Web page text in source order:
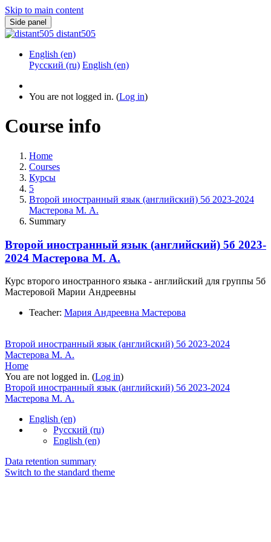
Skip to main content
Side panel
distant505
English ‎(en)‎
Русский ‎(ru)‎ English ‎(en)‎
You are not logged in. (Log in)
Course info
Home
Courses
Курсы
5
Второй иностранный язык (английский) 5б 2023-2024
Мастерова М. А.
Summary
Второй иностранный язык (английский) 5б 2023-
2024 Мастерова М. А.
Курс второго иностранного языка - английский для группы 5б
Мастеровой Марии Андреевны
Teacher: Мария Андреевна Мастерова
Второй иностранный язык (английский) 5б 2023-2024
Мастерова М. А.
Home
You are not logged in. (Log in)
Второй иностранный язык (английский) 5б 2023-2024
Мастерова М. А.
English ‎(en)‎
Русский ‎(ru)‎
English ‎(en)‎
Data retention summary
Switch to the standard theme